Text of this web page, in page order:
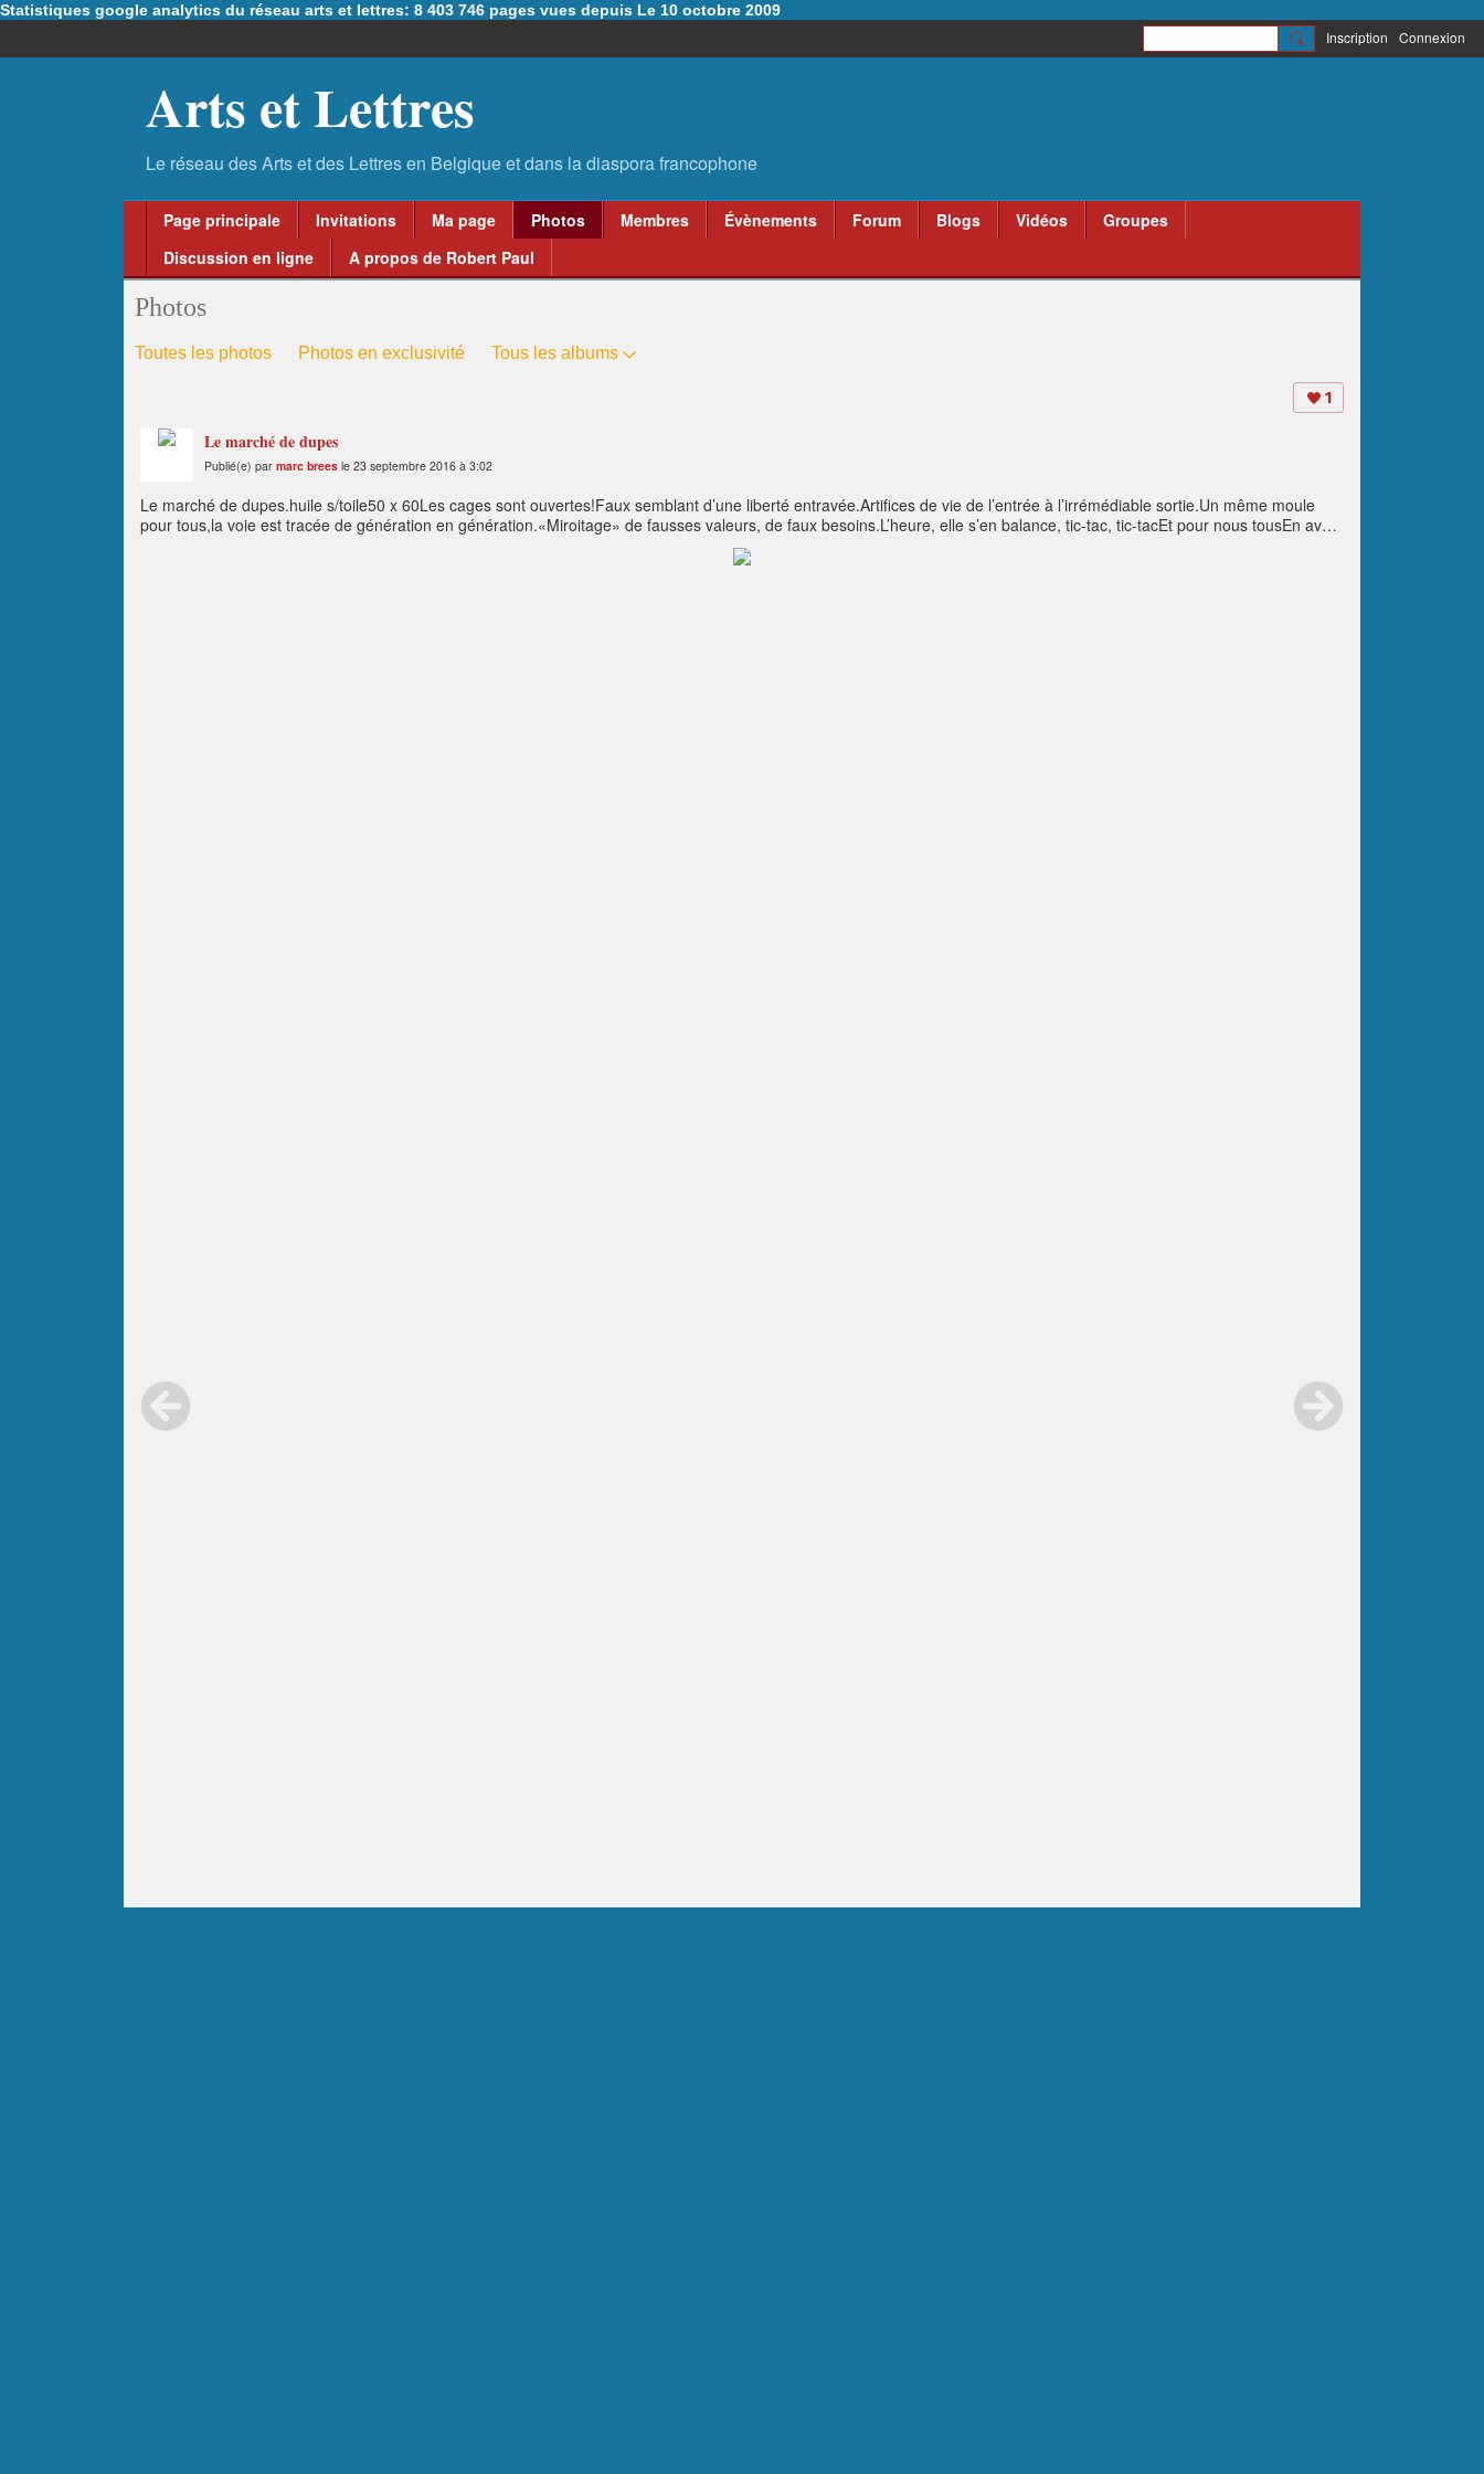
Statistiques google analytics du réseau arts et lettres: 8 403 746 pages vues depuis Le 10 octobre 2009
Inscription Connexion
Arts et Lettres
Page principale Invitations Ma page Photos Membres Évènements Forum Blogs Vidéos
Groupes
Discussion en ligne
A propos de Robert Paul
Photos
Toutes les photos Photos en exclusivité Tous les albums
1
Le marché de dupes
Publié(e) par marc brees le 23 septembre 2016 à 3:02
Le marché de dupes.huile s/toile50 x 60Les cages sont ouvertes!Faux semblant d’une liberté entravée.Artifices de vie de l’entrée à l’irrémédiable sortie.Un même moule
pour tous,la voie est tracée de génération en génération.«Miroitage» de fausses valeurs, de faux besoins.L’heure, elle s’en balance, tic-tac, tic-tacEt pour nous tousEn avant